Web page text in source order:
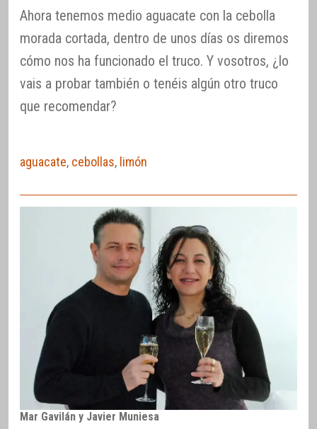
Ahora tenemos medio aguacate con la cebolla
morada cortada, dentro de unos días os diremos
cómo nos ha funcionado el truco. Y vosotros, ¿lo
vais a probar también o tenéis algún otro truco
que recomendar?
aguacate, cebollas, limón
Mar Gavilán y Javier Muniesa